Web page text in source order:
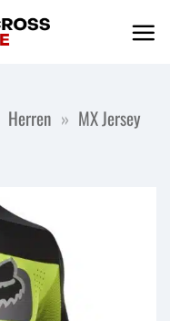
Herren » MX Jersey